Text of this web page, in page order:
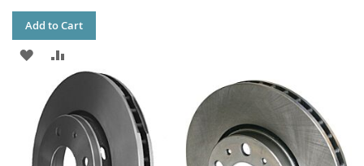
Add to Cart
ADD
WISH
LIST
TO
COMPARE